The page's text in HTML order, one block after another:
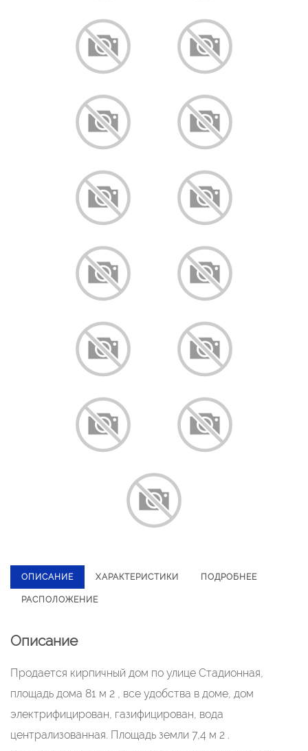
ОПИСАНИЕ ХАРАКТЕРИСТИКИ ПОДРОБНЕЕ
РАСПОЛОЖЕНИЕ
Описание
Продается кирпичный дом по улице Стадионная,
площадь дома 81 м 2 , все удобства в доме, дом
электрифицирован, газифицирован, вода
централизованная. Площадь земли 7,4 м 2 .